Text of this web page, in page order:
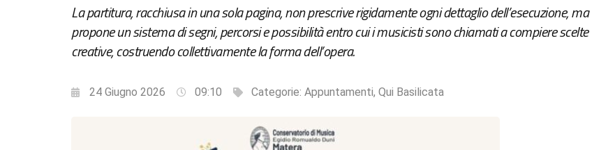
La partitura, racchiusa in una sola pagina, non prescrive rigidamente ogni dettaglio dell’esecuzione, ma
propone un sistema di segni, percorsi e possibilità entro cui i musicisti sono chiamati a compiere scelte
creative, costruendo collettivamente la forma dell’opera.
24 Giugno 2026 09:10 Categorie: Appuntamenti, Qui Basilicata